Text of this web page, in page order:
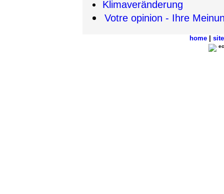
Klimaveränderung
Votre opinion - Ihre
home